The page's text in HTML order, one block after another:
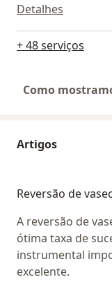
Detalhes
+ 48 serviços
Como
Artigos
Reversão de
A reversão de
ótima taxa de
instrumental
excelente.